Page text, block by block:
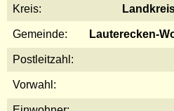
Kreis:
Gemeinde: Lauterecken-
Postleitzahl:
Vorwahl: